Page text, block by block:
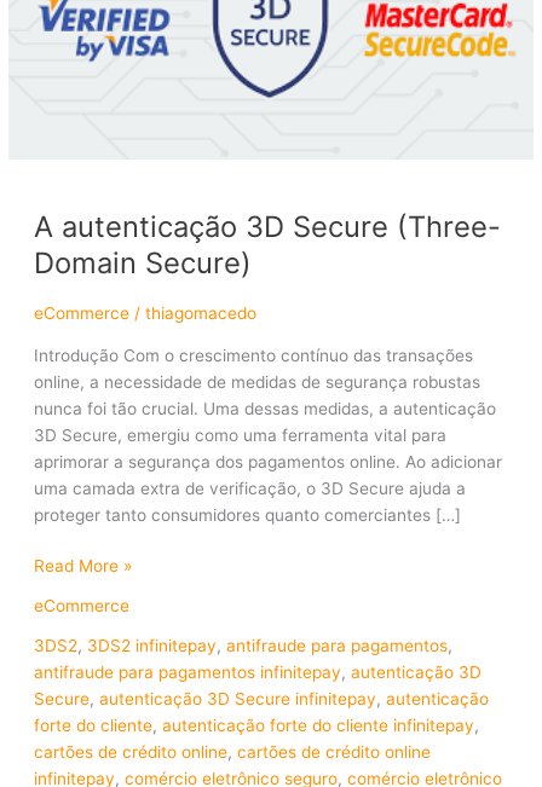
A autenticação 3D Secure (Three-
Domain Secure)
eCommerce/ thiagomacedo
Introdução Com o crescimento contínuo das transações
online, a necessidade de medidas de segurança robustas
nunca foi tão crucial. Uma dessas medidas, a autenticação
3D Secure, emergiu como uma ferramenta vital para
aprimorar a segurança dos pagamentos online. Ao adicionar
uma camada extra de verificação, o 3D Secure ajuda a
proteger tanto consumidores quanto comerciantes […]
(Three-
Domain
Read More »
eCommerce
3DS2, 3DS2 infinitepay, antifraude para pagamentos,
antifraude para pagamentos infinitepay, autenticação 3D
Secure, autenticação 3D Secure infinitepay, autenticação
forte do cliente, autenticação forte do cliente infinitepay,
cartões de crédito online, cartões de crédito online
infinitepay, comércio eletrônico seguro, comércio eletrônico